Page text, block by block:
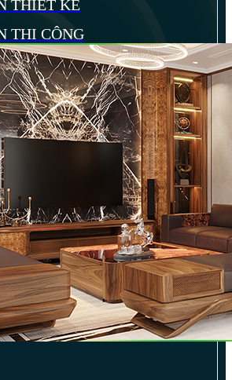
THIẾT KẾ
THI CÔNG